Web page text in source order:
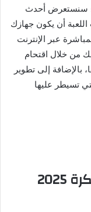
سنستعرض أحدث
أن يكون جهازك
عبر الإنترنت
من خلال اقتحام
بالإضافة إلى تطوير
تسيطر عليها
تحديث لعبة كلاش رويال مهكرة 2025